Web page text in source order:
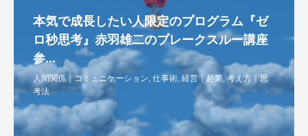
本気で成長したい人限定のプログラム『ゼ
ロ秒思考』赤羽雄二のブレークスルー講座
参...
人間関係｜コミュニケーション 仕事術 経営｜起業 ,考え方｜思
考法